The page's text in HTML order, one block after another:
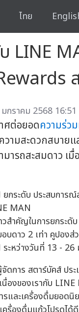
ไทย
LINE
กราคม 2568 16:51
ศต่อยอดความร่ว
ามสะดวกสบายแ
ารถสะสมดาว เมื่
สำคัญในการยกระ
บดาว 2 เท่า คูปอง
ะหว่างวันที่ 13 -
การ สตาร์บัคส์ ปร
องของเรากับ
และเครื่องดื่มยอด